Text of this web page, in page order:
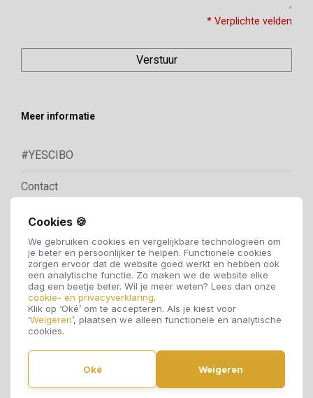
Cookies 🍪
We gebruiken cookies en vergelijkbare technologieën om
je beter en persoonlijker te helpen. Functionele cookies
zorgen ervoor dat de website goed werkt en hebben ook
een analytische functie. Zo maken we de website elke
dag een beetje beter. Wil je meer weten? Lees dan onze
cookie- en privacyverklaring.
Klik op ‘Oké’ om te accepteren. Als je kiest voor
‘Weigeren’, plaatsen we alleen functionele en analytische
cookies.
Oké Weigeren
* Verplichte velden
Verstuur
Meer informatie
#YESCIBO
Contact
Downloads
Sitemap
Algemene Voorwaarden
Privacy Policy